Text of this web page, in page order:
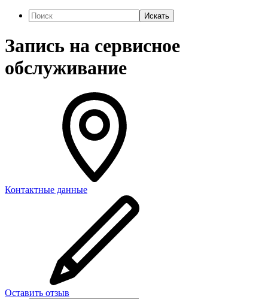
Искать
Запись на сервисное
обслуживание
Контактные данные
Оставить отзыв